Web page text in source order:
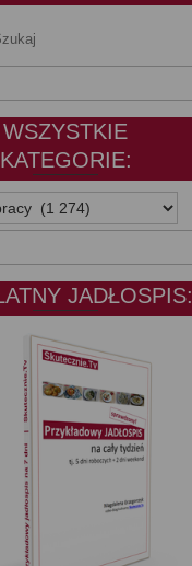
WSZYSTKIE
KATEGORIE:
JADŁOSPIS: